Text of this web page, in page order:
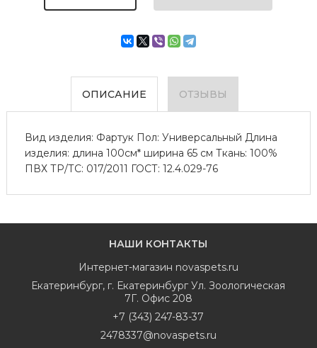
ОПИСАНИЕ ОТЗЫВЫ
Вид изделия: Фартук Пол: Универсальный Длина
изделия: длина 100см* ширина 65 см Ткань: 100%
ПВХ ТР/ТС: 017/2011 ГОСТ: 12.4.029-76
НАШИ КОНТАКТЫ
Интернет-магазин novaspets.ru
Екатеринбург, г. Екатеринбург Ул. Зоологическая
7Г. Офис 208
+7 (343) 247-83-37
2478337@novaspets.ru